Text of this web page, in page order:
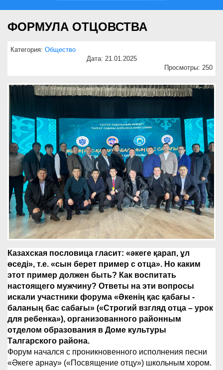
ФОРМУЛА ОТЦОВСТВА
Категория: Общество
Дата: 21.01.2025
Просмотры: 250
Казахская пословица гласит: «әкеге қарап, ұл
өседі», т.е. «сын берет пример с отца». Но каким
этот пример должен быть? Как воспитать
настоящего мужчину? Ответы на эти вопросы
искали участники форума «Әкенің қас қабағы -
баланың бас сабағы» («Строгий взгляд отца – урок
для ребенка»), организованного районным
отделом образования в Доме культуры
Талгарского района.
Форум начался с проникновенного исполнения песни
«Әкеге арнау» («Посвящение отцу») школьным хором.